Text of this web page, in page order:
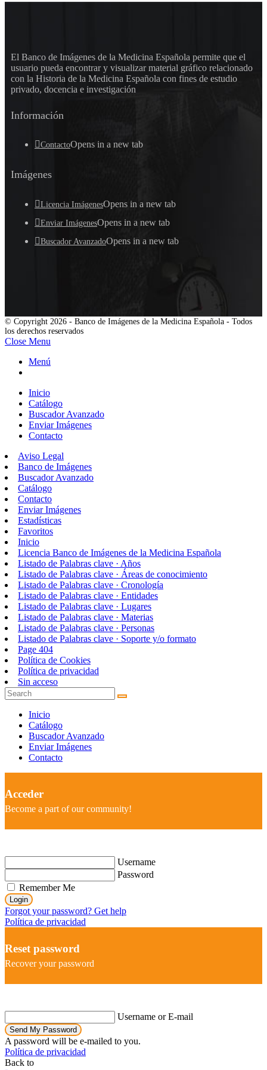
El Banco de Imágenes de la Medicina Española permite que el
usuario pueda encontrar y visualizar material gráfico relacionado
con la Historia de la Medicina Española con fines de estudio
privado, docencia e investigación
Información
ContactoOpens in a new tab
Imágenes
Licencia ImágenesOpens in a new tab
Enviar ImágenesOpens in a new tab
Buscador AvanzadoOpens in a new tab
© Copyright 2026 - Banco de Imágenes de la Medicina Española - Todos
los derechos reservados
Close Menu
Menú
Inicio
Catálogo
Buscador Avanzado
Enviar Imágenes
Contacto
Aviso Legal
Banco de Imágenes
Buscador Avanzado
Catálogo
Contacto
Enviar Imágenes
Estadísticas
Favoritos
Inicio
Licencia Banco de Imágenes de la Medicina Española
Listado de Palabras clave · Años
Listado de Palabras clave · Áreas de conocimiento
Listado de Palabras clave · Cronología
Listado de Palabras clave · Entidades
Listado de Palabras clave · Lugares
Listado de Palabras clave · Materias
Listado de Palabras clave · Personas
Listado de Palabras clave · Soporte y/o formato
Page 404
Política de Cookies
Política de privacidad
Sin acceso
Inicio
Catálogo
Buscador Avanzado
Enviar Imágenes
Contacto
Acceder
Become a part of our community!
Username
Password
Remember Me
Login
Forgot your password? Get help
Política de privacidad
Reset password
Recover your password
Username or E-mail
Send My Password
A password will be e-mailed to you.
Política de privacidad
Back to